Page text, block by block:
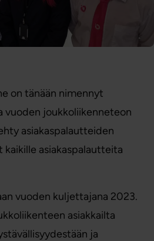
on tänään nimennyt
vuoden joukkoliikenneteon
asiakaspalautteiden
kaikille asiakaspalautteita
vuoden kuljettajana 2023.
asiakkailta
ja